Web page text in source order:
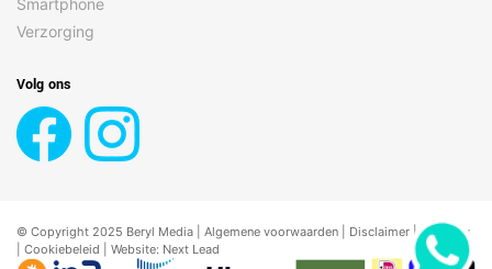
Smartphone
Verzorging
Volg ons
© Copyright 2025 Beryl Media | Algemene voorwaarden Disclaimer | |Privacy
Cookiebeleid | Website: Next Lead